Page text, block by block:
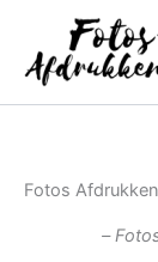
inhoud
Fotos
–